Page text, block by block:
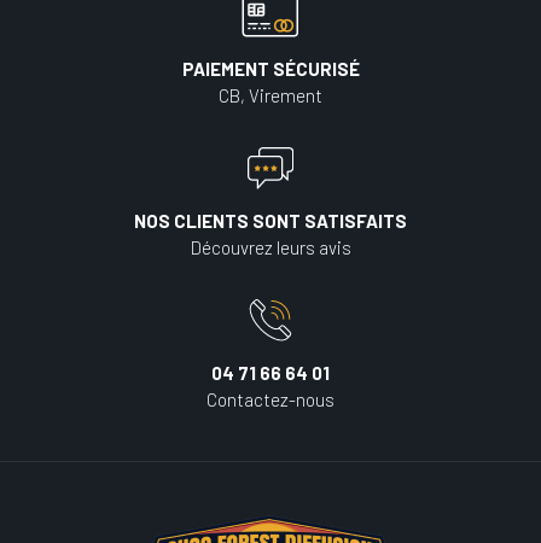
PAIEMENT SÉCURISÉ
CB, Virement
NOS CLIENTS SONT SATISFAITS
Découvrez leurs avis
04 71 66 64 01
Contactez-nous